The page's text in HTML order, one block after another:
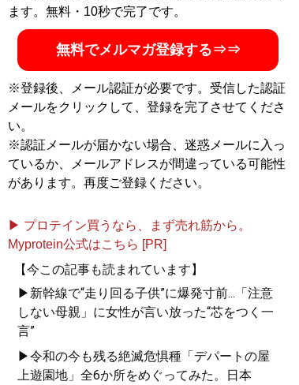
ます。無料・10秒で完了です。
無料でメルマガ登録する⇒⇒
※登録後、メール認証が必要です。受信した認証
メールをクリックして、登録を完了させてくださ
い。
※認証メールが届かない場合、迷惑メールに入っ
ているか、メールアドレスが間違っている可能性
があります。再度ご登録ください。
▶ プロテイン買うなら、まず売れ筋から。
Myprotein公式はこちら [PR]
【今この記事も読まれています】
▶新幹線で“走り回る子供”に爆発寸前...「注意
しない母親」に女性が言い放った“芯をつく一
言”
▶令和の今も残る絶滅危惧種「デパートの屋
上遊園地」全6か所をめぐってみた。日本